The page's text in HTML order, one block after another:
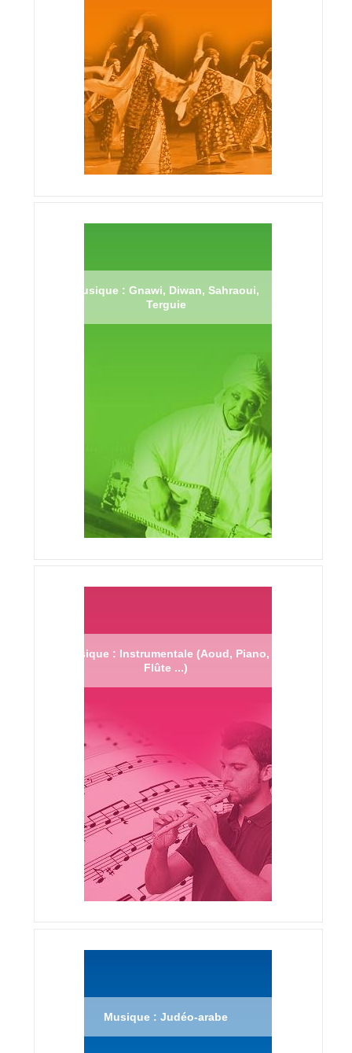
Musique : Gnawi, Diwan, Sahraoui,
Terguie
Musique : Instrumentale (Aoud, Piano,
Flûte ...)
Musique : Judéo-arabe